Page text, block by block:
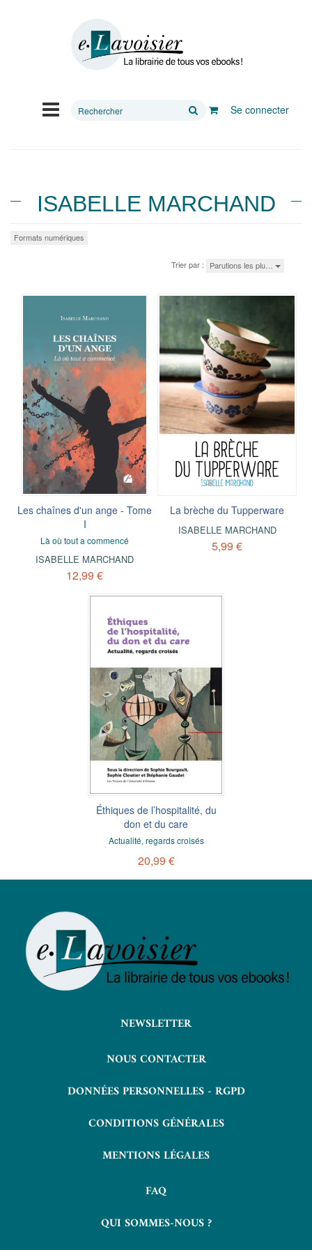
Rechercher
Se connecter
ISABELLE MARCHAND
Formats numériques
Trier par : Parutions les plu…
Les chaînes d'un ange - Tome
I
Là où tout a commencé
ISABELLE MARCHAND
12,99 €
La brèche du Tupperware
ISABELLE MARCHAND
5,99 €
Éthiques de l’hospitalité, du
don et du care
Actualité, regards croisés
20,99 €
NEWSLETTER
NOUS CONTACTER
DONNÉES PERSONNELLES - RGPD
CONDITIONS GÉNÉRALES
MENTIONS LÉGALES
FAQ
QUI SOMMES-NOUS ?